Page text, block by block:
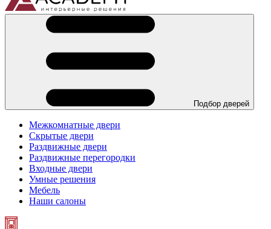
Подбор дверей
Межкомнатные двери
Скрытые двери
Раздвижные двери
Раздвижные перегородки
Входные двери
Умные решения
Мебель
Наши салоны